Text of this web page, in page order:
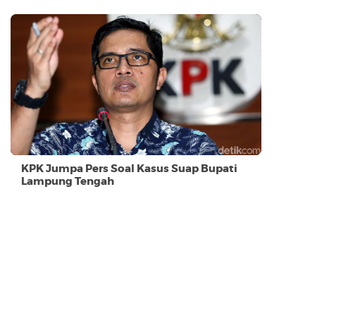
KPK Jumpa Pers Soal Kasus Suap Bupati
Lampung Tengah